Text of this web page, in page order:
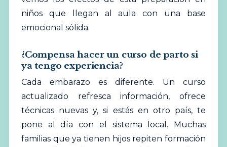
niños que llegan al aula con una base
emocional sólida.
¿Compensa hacer un curso de parto si
ya tengo experiencia?
Cada embarazo es diferente. Un curso
actualizado refresca información, ofrece
técnicas nuevas y, si estás en otro país, te
pone al día con el sistema local. Muchas
familias que ya tienen hijos repiten formación